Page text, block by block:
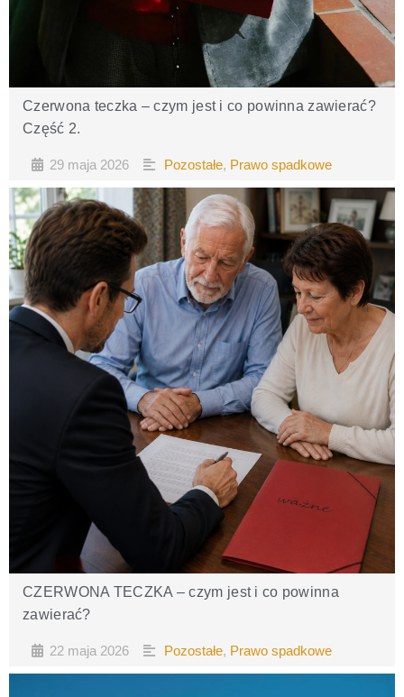
Czerwona teczka – czym jest i co powinna zawierać?
Część 2.​
29 maja 2026 Pozostałe, Prawo spadkowe
CZERWONA TECZKA – czym jest i co powinna
zawierać?
22 maja 2026 Pozostałe, Prawo spadkowe